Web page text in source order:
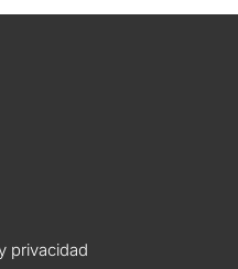
privacidad